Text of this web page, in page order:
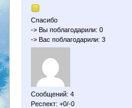
Спасибо
-> Вы поблагодарили: 0
-> Вас поблагодарили: 3
Сообщений: 4
Респект: +0/-0